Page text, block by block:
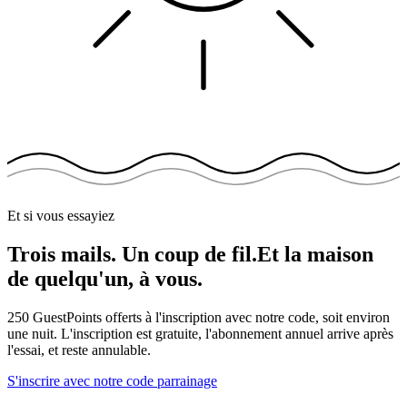
Et si vous essayiez
Trois mails. Un coup de fil.Et la maison
de quelqu'un, à vous.
250 GuestPoints offerts à l'inscription avec notre code, soit environ
une nuit. L'inscription est gratuite, l'abonnement annuel arrive après
l'essai, et reste annulable.
S'inscrire avec notre code parrainage